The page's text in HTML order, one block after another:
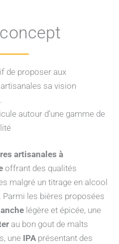
de proposer aux
sa vision
autour d’une gamme de
artisanales à
offrant des qualités
malgré un titrage en alcool
Parmi les bières proposées
légère et épicée, une
au bon gout de malts
une IPA présentant des